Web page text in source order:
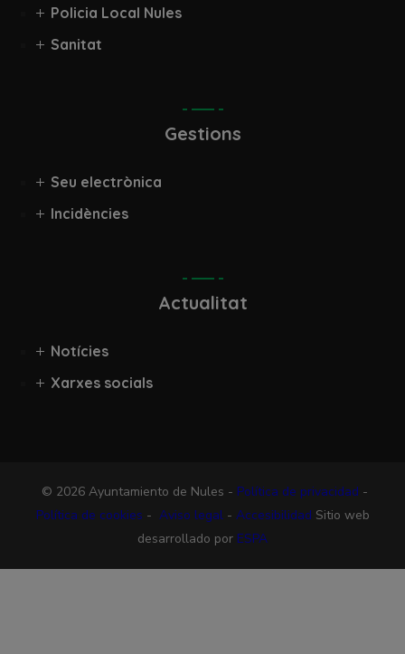
Policia Local Nules
Sanitat
Gestions
Seu electrònica
Incidències
Actualitat
Notícies
Xarxes socials
© 2026 Ayuntamiento de Nules - Política de privacidad -
Política de cookies - Aviso legal- Accesibilidad Sitio web
desarrollado por ESPA